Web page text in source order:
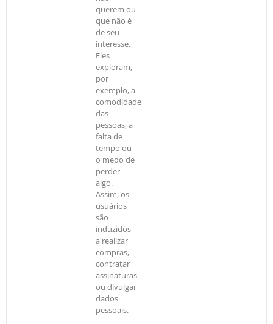
querem ou
que não é
de seu
interesse.
Eles
exploram,
por
exemplo, a
comodidade
das
pessoas, a
falta de
tempo ou
o medo de
perder
algo.
Assim, os
usuários
são
induzidos
a realizar
compras,
contratar
assinaturas
ou divulgar
dados
pessoais.